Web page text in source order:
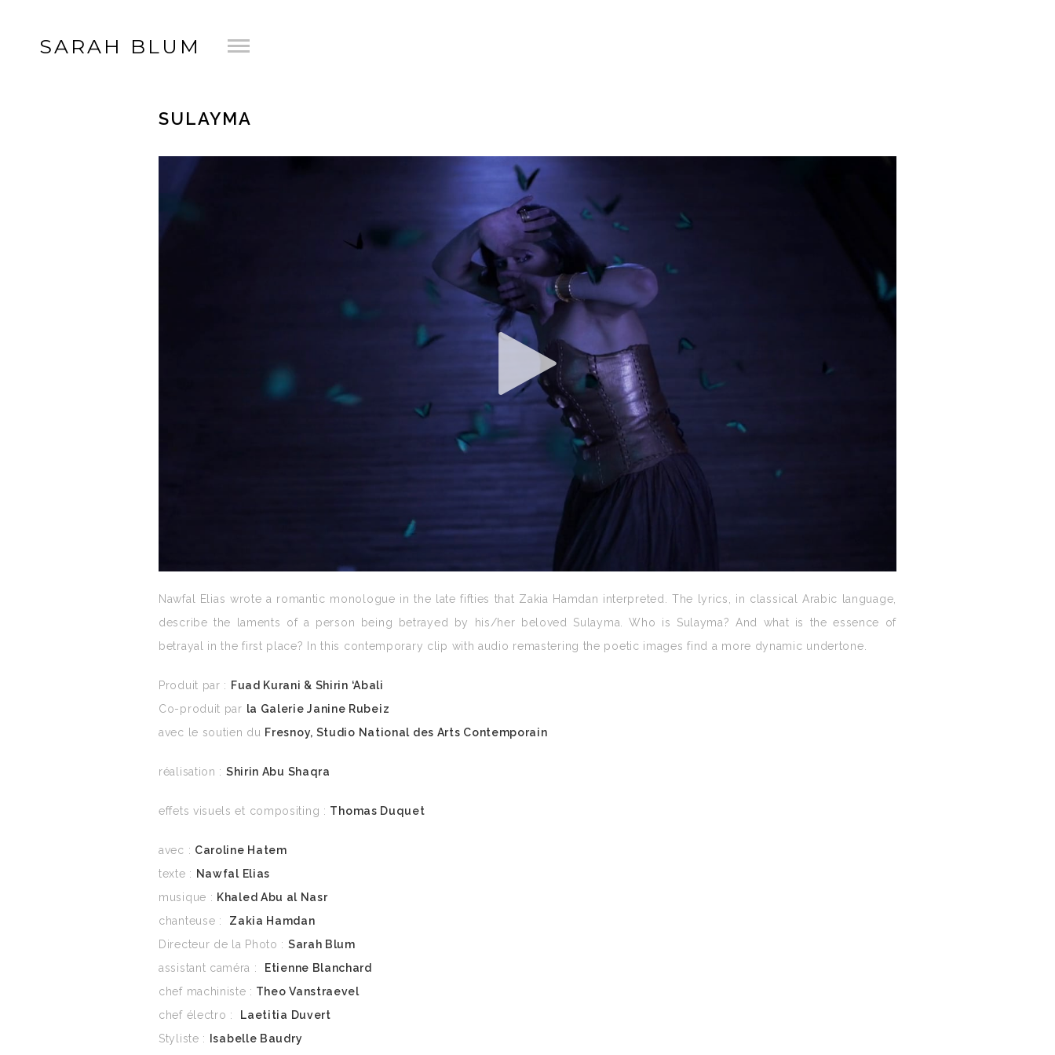
SARAH BLUM
SULAYMA
Nawfal Elias wrote a romantic monologue in the late fifties that Zakia Hamdan interpreted. The lyrics, in classical Arabic language,
describe the laments of a person being betrayed by his/her beloved Sulayma. Who is Sulayma? And what is the essence of
betrayal in the first place? In this contemporary clip with audio remastering the poetic images find a more dynamic undertone.
Produit par : Fuad Kurani & Shirin ‘Abali
Co-produit par la Galerie Janine Rubeiz
avec le soutien du Fresnoy, Studio National des Arts Contemporain
réalisation : Shirin Abu Shaqra
effets visuels et compositing : Thomas Duquet
avec : Caroline Hatem
texte : Nawfal Elias
musique : Khaled Abu al Nasr
chanteuse : Zakia Hamdan
Directeur de la Photo : Sarah Blum
assistant caméra :
Etienne Blanchard
chef machiniste : Theo Vanstraevel
chef électro :
Laetitia Duvert
Styliste :
Isabelle Baudry